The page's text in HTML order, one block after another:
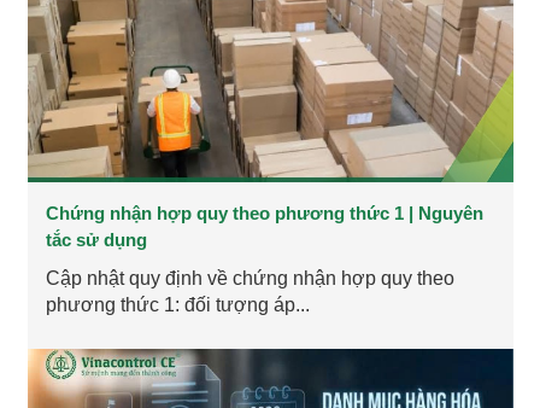
Chứng nhận hợp quy theo phương thức 1 | Nguyên
tắc sử dụng
Cập nhật quy định về chứng nhận hợp quy theo
phương thức 1: đối tượng áp...